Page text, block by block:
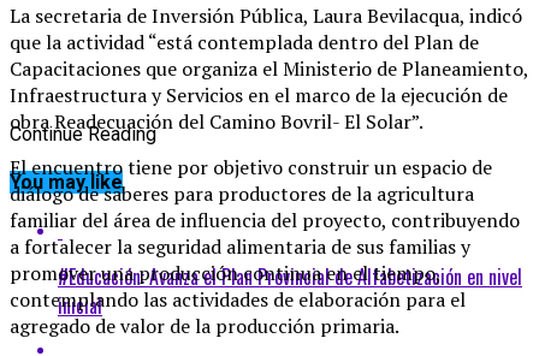
La secretaria de Inversión Pública, Laura Bevilacqua, indicó
que la actividad “está contemplada dentro del Plan de
Capacitaciones que organiza el Ministerio de Planeamiento,
Infraestructura y Servicios en el marco de la ejecución de
obra Readecuación del Camino Bovril- El Solar”.
El encuentro tiene por objetivo construir un espacio de
diálogo de saberes para productores de la agricultura
familiar del área de influencia del proyecto, contribuyendo
a fortalecer la seguridad alimentaria de sus familias y
promover una producción continua en el tiempo,
contemplando las actividades de elaboración para el
agregado de valor de la producción primaria.
Continue Reading
You may like
#Educación: Avanza el Plan Provincial de Alfabetización en nivel
inicial